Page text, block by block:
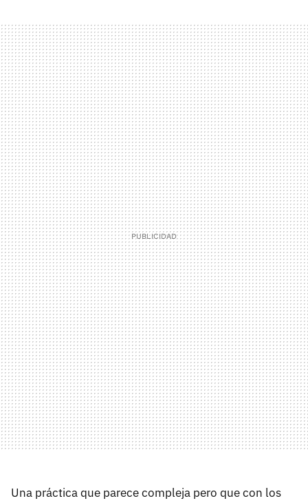
Una práctica que parece compleja pero que con los